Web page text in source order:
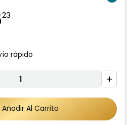
23
rápido
Añadir Al Carrito